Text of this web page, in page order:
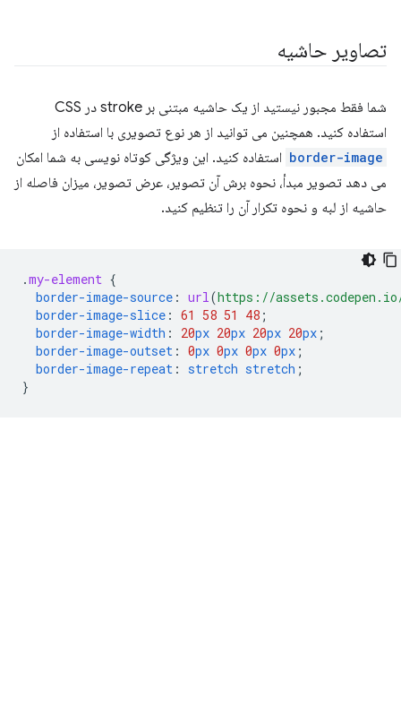
تصاویر حاشیه
شما فقط مجبور نیستید از یک حاشیه مبتنی بر stroke در CSS
استفاده کنید. همچنین می توانید از هر نوع تصویری با استفاده از
border-image استفاده کنید. این ویژگی کوتاه نویسی به شما امکان
می دهد تصویر مبدأ، نحوه برش آن تصویر، عرض تصویر، میزان فاصله از
حاشیه از لبه و نحوه تکرار آن را تنظیم کنید.
.my-element {
border-image-source : url(https://
border-image-slice : 61 58 51 48 ;
border-image-width : 20px 20px 20px 20px ;
border-image-outset : 0px 0px 0px 0px ;
border-image-repeat : stretch stretch ;
}